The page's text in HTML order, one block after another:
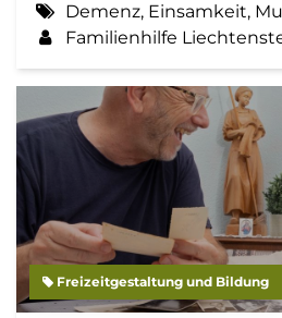
Demenz, Einsamkeit, Musik, Singen, Treffen,
Familienhilfe
Freizeitgestaltung und Bildung